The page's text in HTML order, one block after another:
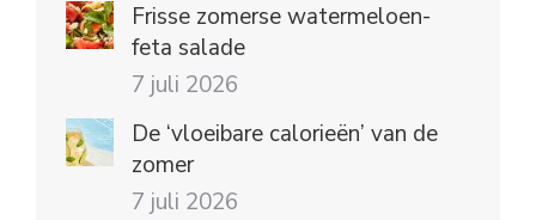
Frisse zomerse watermeloen-
feta salade
7 juli 2026
De ‘vloeibare calorieën’ van de
zomer
7 juli 2026